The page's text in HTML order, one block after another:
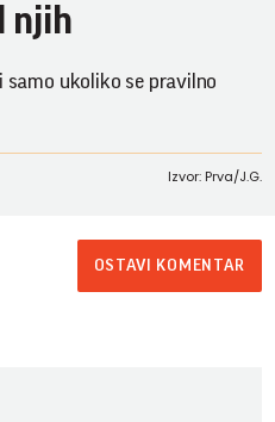
njih
samo ukoliko se pravilno
Izvor: Prva/J.G.
OSTAVI KOMENTAR